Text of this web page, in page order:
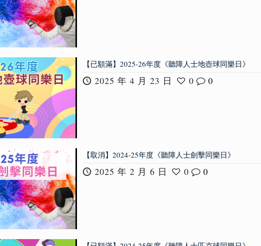
【已額滿】2025-26年度《聽障人士地壺球同樂日》
2025 年 4 月 23 日 0
0
【取消】2024-25年度《聽障人士劍擊同樂日》
2025 年 2 月 6 日 0
0